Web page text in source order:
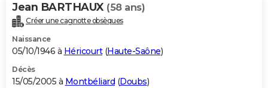
Jean BARTHAUX (58 ans)
Créer une cagnotte obsèques
Naissance
05/10/1946 à Héricourt(Haute-Saône)
Décès
15/05/2005 à Montbéliard (Doubs)